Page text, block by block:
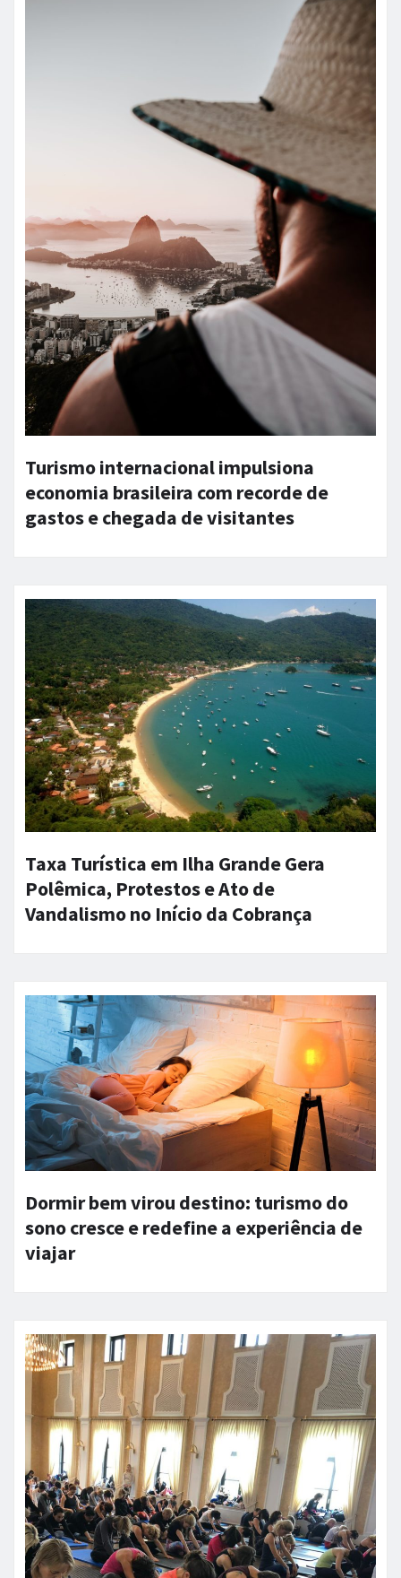
Turismo internacional impulsiona
economia brasileira com recorde de
gastos e chegada de visitantes
Taxa Turística em Ilha Grande Gera
Polêmica, Protestos e Ato de
Vandalismo no Início da Cobrança
Dormir bem virou destino: turismo do
sono cresce e redefine a experiência de
viajar